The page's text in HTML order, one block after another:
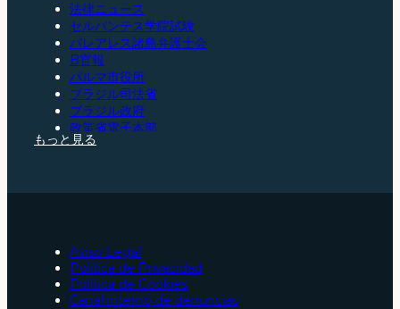
法律ニュース
セルバンテス学院試験
バレアレス諸島弁護士会
B官報
パルマ市役所
ブラジル司法省
ブラジル政府
政策省電子本部
サンパウロ弁護士会
スペイン憲法
欧州連合ポータルサイト
サラゴサ弁護士会
パルマでのスペイン国籍取得手続きの弁護士
パルマの交通事故弁護士
もっと見る
Aviso Legal
Política de Privacidad
Política de Cookies
Canal interno de denuncias